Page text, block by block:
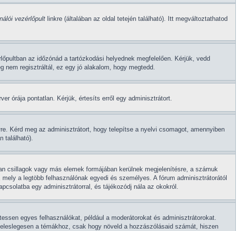
vezérlőpult linkre (általában az oldal tetején található). Itt megváltoztathatod
az időzónád a tartózkodási helyednek megfelelően. Kérjük, vedd
nem regisztráltál, ez egy jó alakalom, hogy megtedd.
órája pontatlan. Kérjük, értesíts erről egy adminisztrátort.
Kérd meg az adminisztrátort, hogy telepítse a nyelvi csomagot, amennyiben
található).
csillagok vagy más elemek formájában kerülnek megjelenítésre, a számuk
a legtöbb felhasználónak egyedi és személyes. A fórum adminisztrátorától
egy adminisztrátorral, és tájékozódj nála az okokról.
egyes felhasználókat, például a moderátorokat és adminisztrátorokat.
a témákhoz, csak hogy növeld a hozzászólásaid számát, hiszen